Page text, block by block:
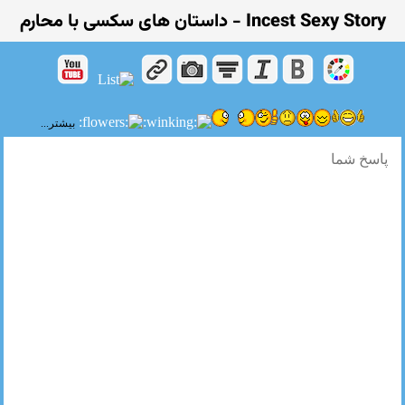
Incest Sexy Story - داستان های سکسی با محارم
بیشتر...